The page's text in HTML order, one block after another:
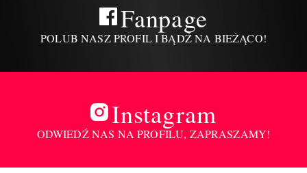
Fanpage
POLUB NASZ PROFIL I BĄDŹ NA BIEŻĄCO!
Instagram
ODWIEDŹ NAS NA PROFILU, ZAPRASZAMY!